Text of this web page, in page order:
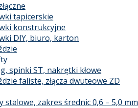
tapicerskie
konstrukcyjne
DIY, biuro, karton
spinki ST, nakrętki kłowe
faliste, złącza dwuteowe ZD
stalowe, zakres średnic 0,6 – 5,0 mm